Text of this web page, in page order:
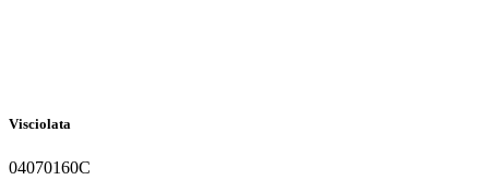
Visciolata
04070160C